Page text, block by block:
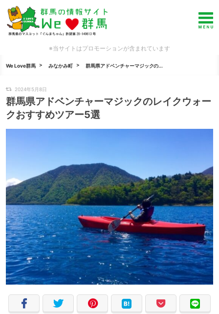
※当サイトはプロモーションが含まれています
We Love群馬 みなかみ町 群馬県アドベンチャーマジックの...
2024年5月8日
群馬県アドベンチャーマジックのレイクウォー
クおすすめツアー5選